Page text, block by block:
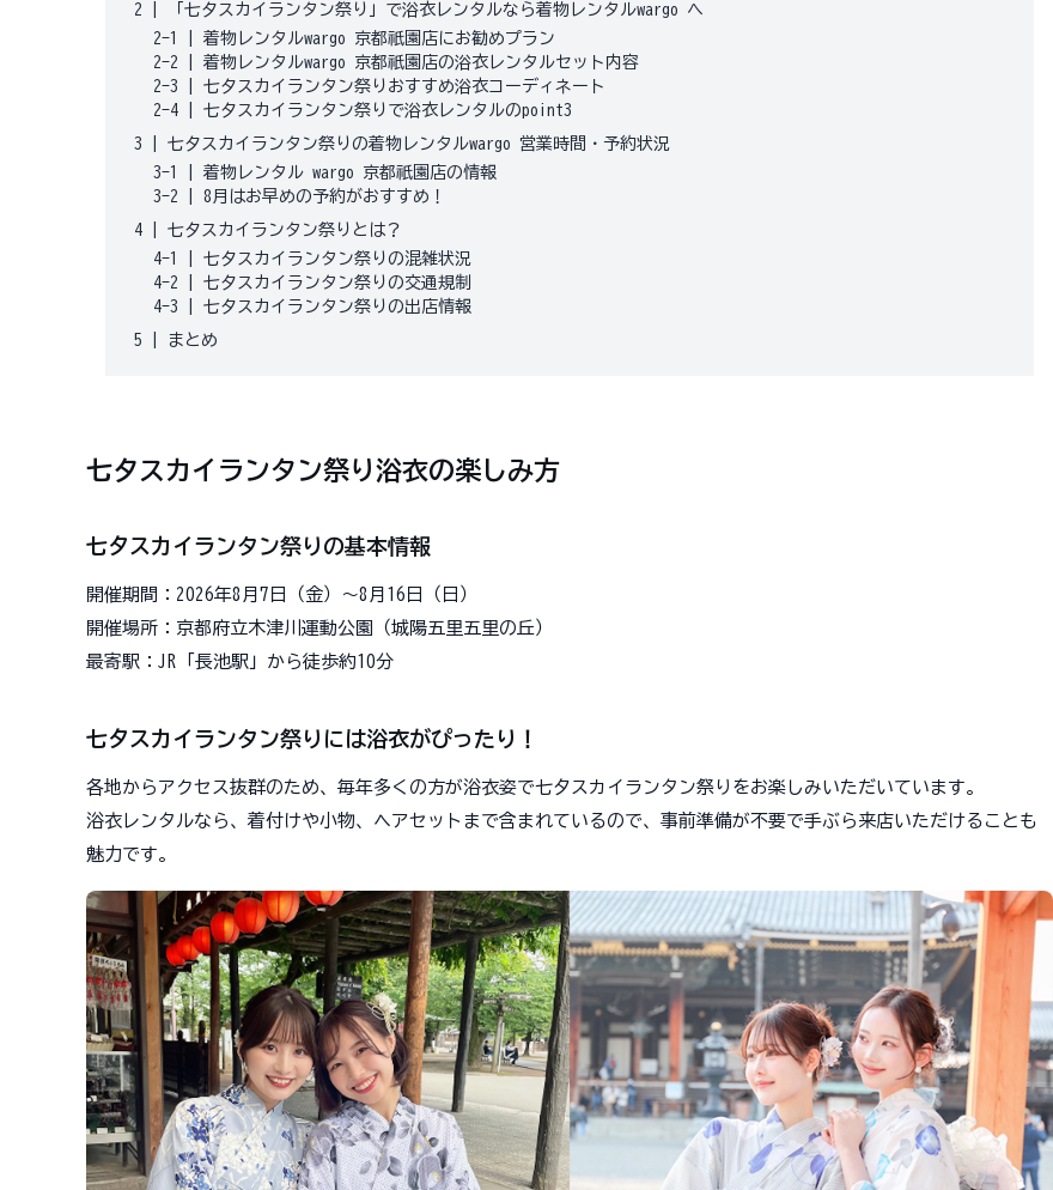
2
「七夕スカイランタン祭り」で浴衣レンタルなら着物レンタルwargo へ
2-1
着物レンタルwargo 京都祇園店にお勧めプラン
2-2
着物レンタルwargo 京都祇園店の浴衣レンタルセット内容
2-3
七夕スカイランタン祭りおすすめ浴衣コーディネート
2-4
七夕スカイランタン祭りで浴衣レンタルのpoint3
3
七夕スカイランタン祭りの着物レンタルwargo 営業時間・予約状況
3-1
着物レンタル wargo 京都祇園店の情報
3-2
8月はお早めの予約がおすすめ！
4
七夕スカイランタン祭りとは？
4-1
七夕スカイランタン祭りの混雑状況
4-2
七夕スカイランタン祭りの交通規制
4-3
七夕スカイランタン祭りの出店情報
5
まとめ
七夕スカイランタン祭り浴衣の楽しみ方
七夕スカイランタン祭りの基本情報
開催期間：2026年8月7日（金）〜8月16日（日）
開催場所：京都府立木津川運動公園（城陽五里五里の丘）
最寄駅：JR「長池駅」から徒歩約10分
七夕スカイランタン祭りには浴衣がぴったり！
各地からアクセス抜群のため、毎年多くの方が浴衣姿で七夕スカイランタン祭りをお楽しみいただいています。
浴衣レンタルなら、着付けや小物、ヘアセットまで含まれているので、事前準備が不要で手ぶら来店いただけることも
魅力です。